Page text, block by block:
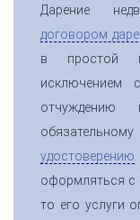
Дарение
договором
в простой
исключением
отчуждению
удостоверению
оформляться с
то его услуги